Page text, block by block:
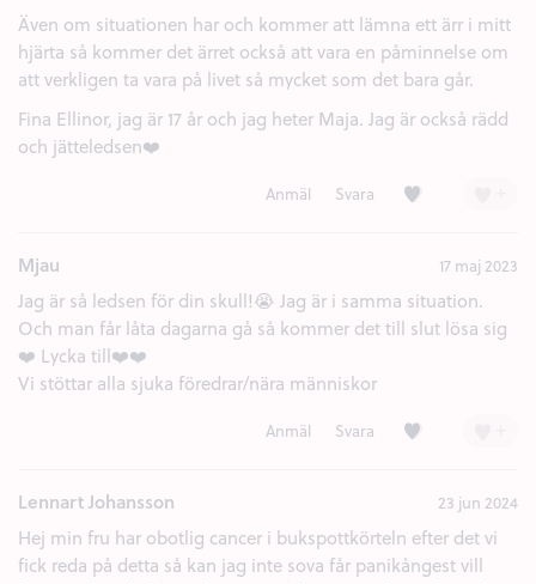
Även om situationen har och kommer att lämna ett ärr i mitt
hjärta så kommer det ärret också att vara en påminnelse om
att verkligen ta vara på livet så mycket som det bara går.
Fina Ellinor, jag är 17 år och jag heter Maja. Jag är också rädd
och jätteledsen❤️
Anmäl Svara Kärlek (4)
Mjau 17 maj 2023
Jag är så ledsen för din skull!😭 Jag är i samma situation.
Och man får låta dagarna gå så kommer det till slut lösa sig
❤️ Lycka till❤️❤️
Vi stöttar alla sjuka föredrar/nära människor
Anmäl Svara Kärlek (1)
Lennart Johansson 23 jun 2024
Hej min fru har obotlig cancer i bukspottkörteln efter det vi
fick reda på detta så kan jag inte sova får panikångest vill